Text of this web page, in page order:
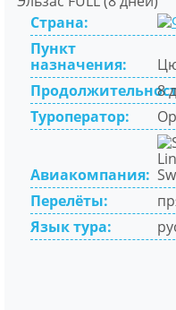
Страна:
Пункт
назначения:
8
Туроператор:
Авиакомпания:
Перелёты:
Язык тура: